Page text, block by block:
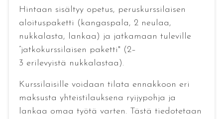
Hintaan sisältyy opetus, peruskurssilaisen
aloituspaketti (kangaspala, 2 neulaa,
nukkalasta, lankaa) ja jatkamaan tuleville
”jatkokurssilaisen paketti" (2–
3 erilevyistä nukkalastaa).
Kurssilaisille voidaan tilata ennakkoon eri
maksusta yhteistilauksena ryijypohja ja
lankaa omaa työtä varten. Tästä tiedotetaan